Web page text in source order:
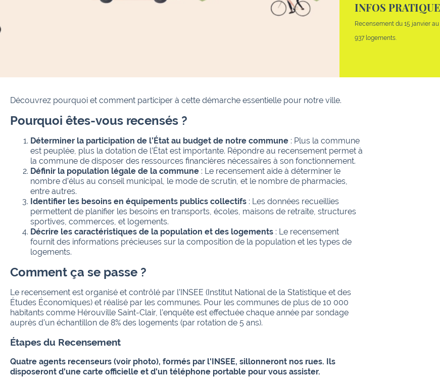
INFOS
Recensement du 15 janvier au
937 logements.
Découvrez pourquoi et comment participer à cette démarche essentielle pour notre ville.
Pourquoi êtes-vous recensés ?
Déterminer la participation de l’État au budget de notre commune : Plus la commune
est peuplée, plus la dotation de l’État est importante. Répondre au recensement permet à
la commune de disposer des ressources financières nécessaires à son fonctionnement.
Définir la population légale de la commune : Le recensement aide à déterminer le
nombre d’élus au conseil municipal, le mode de scrutin, et le nombre de pharmacies,
entre autres.
Identifier les besoins en équipements publics collectifs : Les données recueillies
permettent de planifier les besoins en transports, écoles, maisons de retraite, structures
sportives, commerces, et logements.
Décrire les caractéristiques de la population et des logements : Le recensement
fournit des informations précieuses sur la composition de la population et les types de
logements.
Comment ça se passe ?
Le recensement est organisé et contrôlé par l’INSEE (Institut National de la Statistique et des
Études Économiques) et réalisé par les communes. Pour les communes de plus de 10 000
habitants comme Hérouville Saint-Clair, l’enquête est effectuée chaque année par sondage
auprès d’un échantillon de 8% des logements (par rotation de 5 ans).
Étapes du Recensement
Quatre agents recenseurs (voir photo), formés par l'INSEE, sillonneront nos rues. Ils
disposeront d'une carte officielle et d'un téléphone portable pour vous assister.